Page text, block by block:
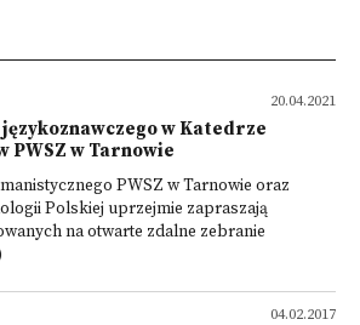
20.04.2021
w Katedrze
PWSZ w Tarnowie
PWSZ w Tarnowie oraz
Polskiej uprzejmie zapraszają
na otwarte zdalne zebranie
04.02.2017